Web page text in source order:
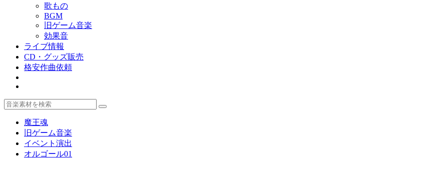
歌もの
BGM
旧ゲーム音楽
効果音
ライブ情報
CD・グッズ販売
格安作曲依頼
魔王魂
旧ゲーム音楽
イベント演出
オルゴール01